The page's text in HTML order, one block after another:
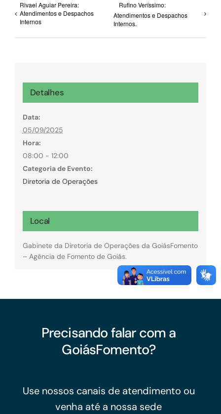
Rivael Aguiar Pereira:
Atendimentos e Despachos
Internos
Rufino Veríssimo:
Atendimentos e Despachos
Internos.
Detalhes
Data:
05/09/2025
Hora:
08:00 - 12:00
Categoria de Evento:
Diretoria de Operações
Local
Gabinete da Diretoria de Operações da GoiásFomento
– Agência de Fomento de Goiás.
Precisando falar com a
GoiásFomento?
Use nossos canais de atendimento ou
venha até a nossa sede